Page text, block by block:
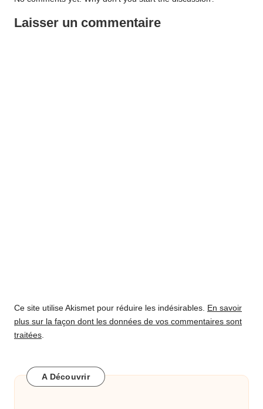
Laisser un commentaire
Ce site utilise Akismet pour réduire les indésirables. En savoir
plus sur la façon dont les données de vos commentaires sont
traitées
A Découvrir